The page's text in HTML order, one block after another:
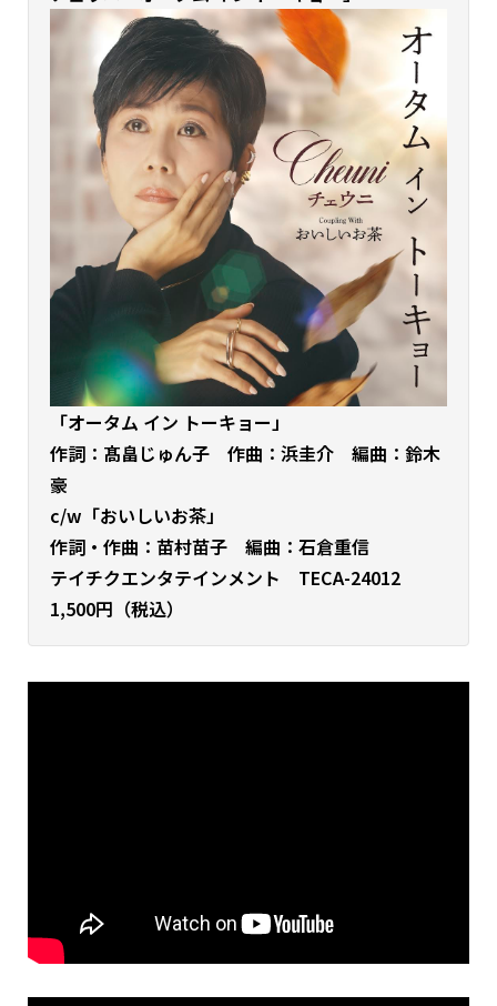
「オータム イン トーキョー」
作詞：髙畠じゅん子 作曲：浜圭介 編曲：鈴木
豪
c/w「おいしいお茶」
作詞・作曲：苗村苗子 編曲：石倉重信
テイチクエンタテインメント TECA-24012
1,500円（税込）